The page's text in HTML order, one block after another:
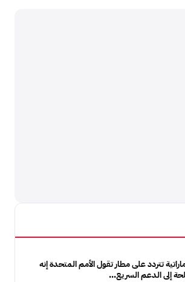
تتردد على مطار تقول الأمم المتحدة إنه
إلى الدعم السريع...